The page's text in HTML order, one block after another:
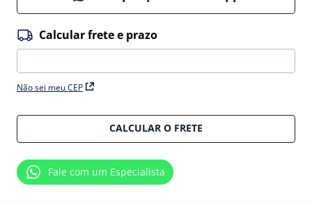
Não sei meu CEP
CALCULAR O FRETE
Fale com um Especialista